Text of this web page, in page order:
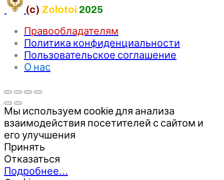
(c) Zolotoi 2025
Правообладателям
Политика конфиденциальности
Пользовательское соглашение
О нас
Мы используем cookie для анализа
взаимодействия посетителей с сайтом и
его улучшения
Принять
Отказаться
Подробнее…